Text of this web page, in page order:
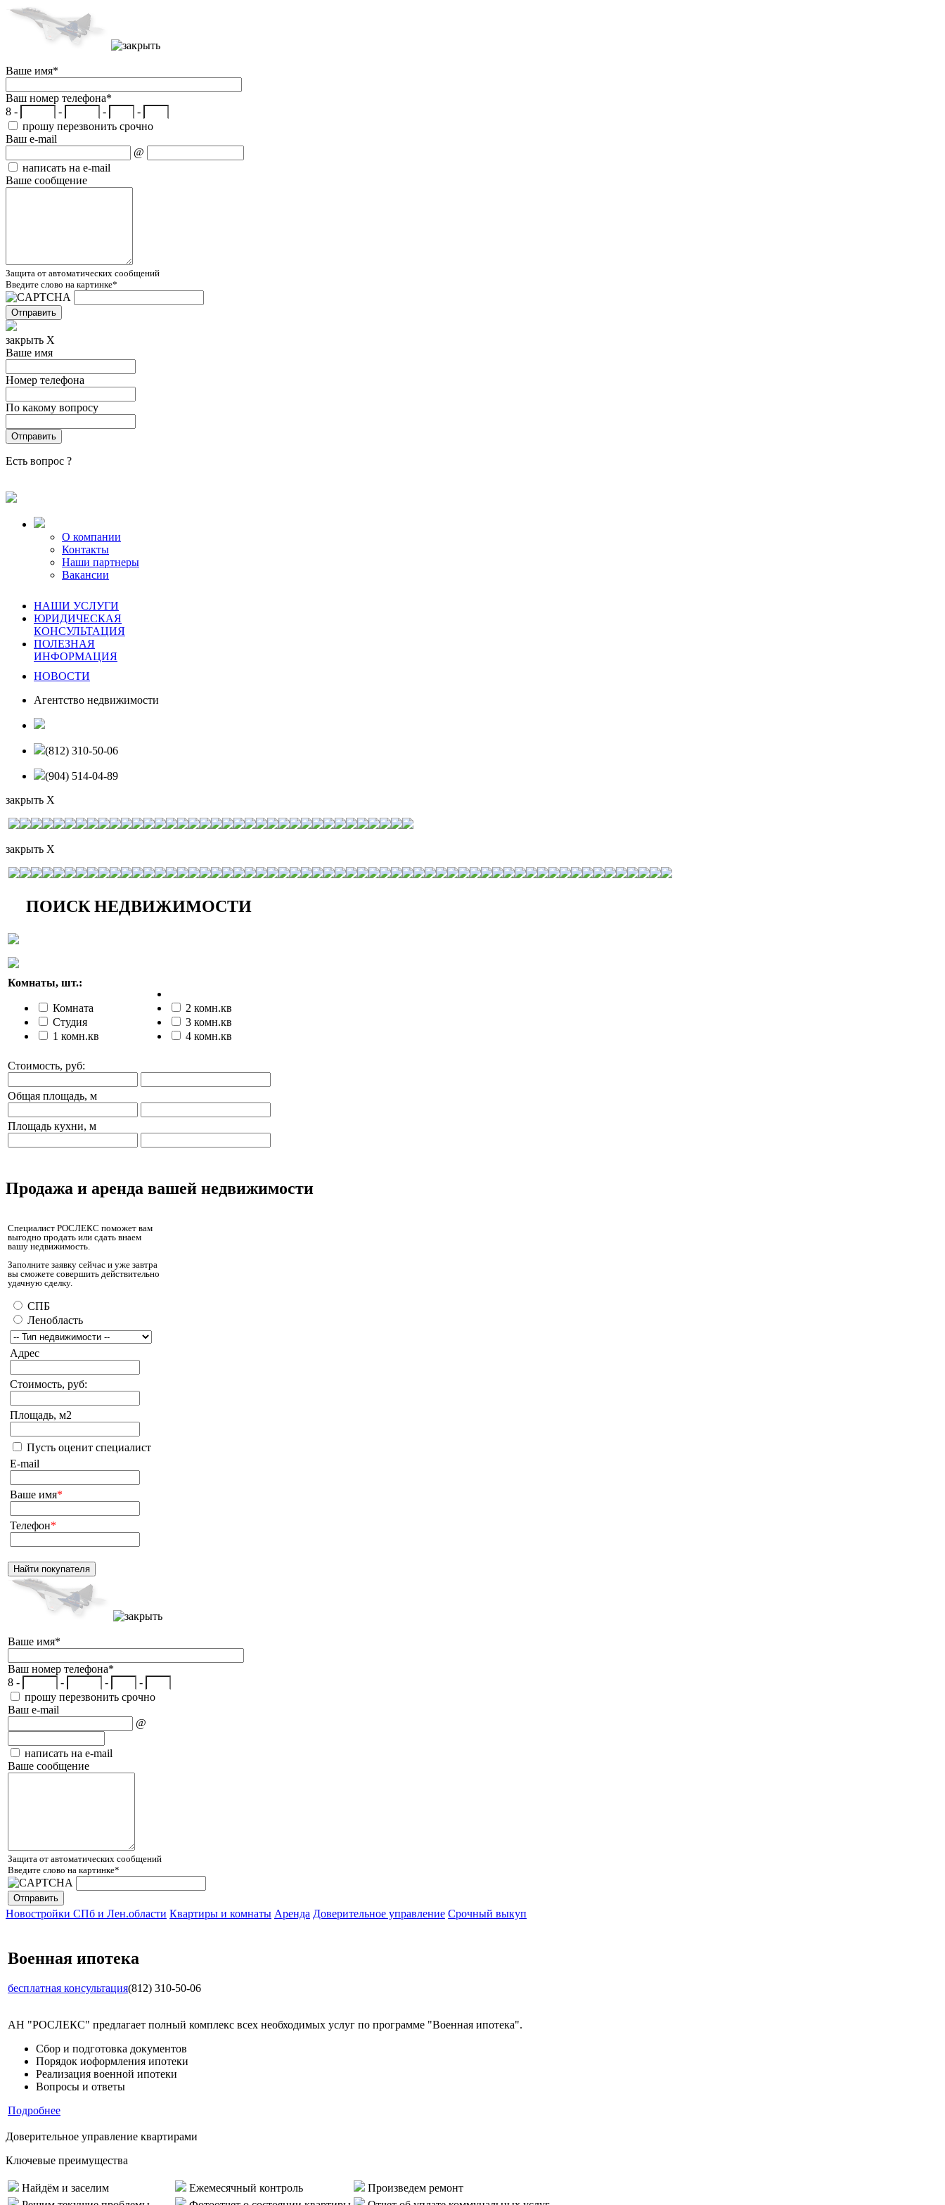
Ваше имя*
Ваш номер телефона*
8 -
- -
-
прошу перезвонить срочно
Ваш e-mail
@
написать на e-mail
Ваше сообщение
Защита от автоматических сообщений
Введите слово на картинке*
закрыть X
Ваше имя
Номер телефона
По какому вопросу
Есть вопрос ?
О компании
Контакты
Наши партнеры
Вакансии
НАШИ УСЛУГИ
ЮРИДИЧЕСКАЯ
КОНСУЛЬТАЦИЯ
ПОЛЕЗНАЯ
ИНФОРМАЦИЯ
НОВОСТИ
Агентство недвижимости
(812) 310-50-06
(904) 514-04-89
закрыть X
закрыть X
ПОИСК НЕДВИЖИМОСТИ
Комнаты, шт.:
Комната
Студия
1 комн.кв
2 комн.кв
3 комн.кв
4 комн.кв
Стоимость, руб:
Общая площадь, м
Площадь кухни, м
Продажа и аренда вашей недвижимости
Специалист РОСЛЕКС поможет вам
выгодно продать или сдать внаем
вашу недвижимость.
Заполните заявку сейчас и уже завтра
вы сможете совершить действительно
удачную сделку.
СПБ
Ленобласть
Адрес
Стоимость, руб:
Площадь, м2
Пусть оценит специалист
E-mail
Ваше имя*
Телефон*
Ваше имя*
Ваш номер телефона*
8 -
- -
-
прошу перезвонить срочно
Ваш e-mail
@
написать на e-mail
Ваше сообщение
Защита от автоматических сообщений
Введите слово на картинке*
Новостройки СПб и Лен.области Квартиры и комнаты Аренда Доверительное управление Срочный выкуп
Военная ипотека
бесплатная консультация(812) 310-50-06
АН "РОСЛЕКС" предлагает полный комплекс всех необходимых услуг по программе "Военная ипотека".
Сбор и подготовка документов
Порядок иоформления ипотеки
Реализация военной ипотеки
Вопросы и ответы
Подробнее
Доверительное управление квартирами
Ключевые преимущества
Найдём и заселим Ежемесячный контроль
Произведем ремонт